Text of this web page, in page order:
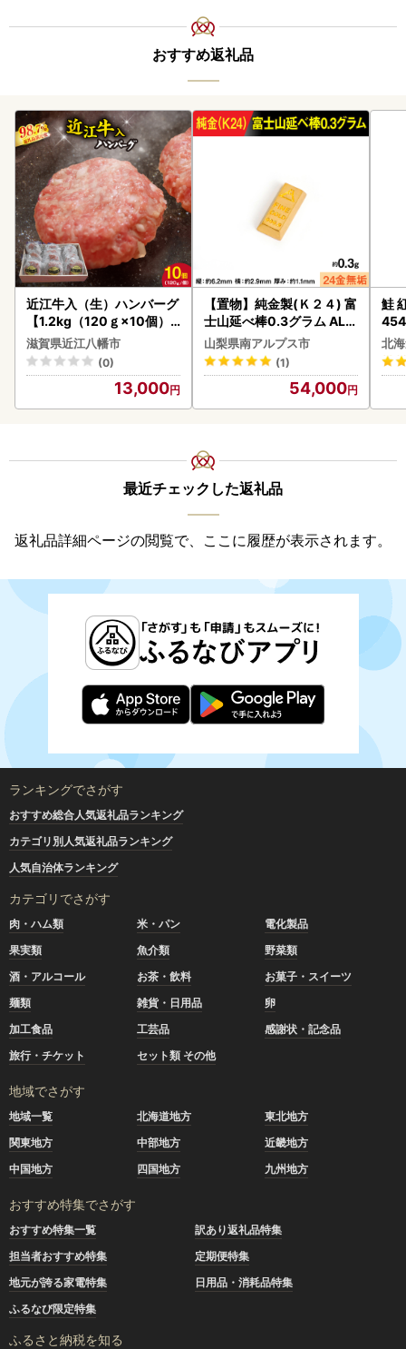
おすすめ返礼品
近江牛入（生）ハンバーグ
【1.2kg（120ｇ×10個）
】【AG09W】
滋賀県近江八幡市
(0)
13,000
【置物】純金製(Ｋ２４) 富
士山延べ棒0.3グラム ALP
BK193
山梨県南アルプス市
(1)
54,000
鮭
454
北
最近チェックした返礼品
返礼品詳細ページの閲覧で、ここに履歴が表示されます。
ランキングでさがす
おすすめ総合人気返礼品ランキング
カテゴリ別人気返礼品ランキング
人気自治体ランキング
カテゴリでさがす
肉・ハム類 米・パン
電化製品
果実類
魚介類
野菜類
酒・アルコール
お茶・飲料
お菓子・スイーツ
麺類
雑貨・日用品
卵
加工食品
工芸品
感謝状・記念品
旅行・チケット
セット類 その他
地域でさがす
地域一覧 北海道地方
東北地方
関東地方
中部地方
近畿地方
中国地方
四国地方 九州地方
おすすめ特集でさがす
おすすめ特集一覧
訳あり返礼品特集
担当者おすすめ特集
定期便特集
地元が誇る家電特集
日用品・消耗品特集
ふるなび限定特集
ふるさと納税を知る